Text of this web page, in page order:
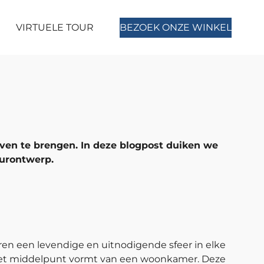
VIRTUELE TOUR BEZOEK ONZE WINKEL
te brengen. In deze blogpost duiken we
een levendige en uitnodigende sfeer in elke
middelpunt vormt van een woonkamer. Deze